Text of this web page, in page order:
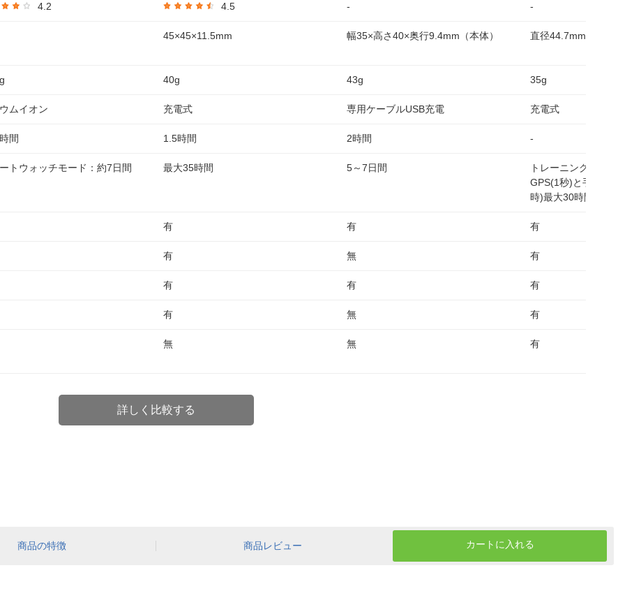
4.2
ムイオン
間
トウォッチモード：約7日間
4.5
45×45×11.5mm
40g
充電式
1.5時間
最大35時間
有
有
有
有
無
-
幅35×高さ40×奥行9.4mm（本体）
43g
専用ケーブルUSB充電
2時間
5～7日間
有
無
有
無
無
-
直径44.7mm 厚み
35g
充電式
-
トレーニングモード
GPS(1秒)と手首での
時)最大30時間
有
有
有
有
有
詳しく比較する
カートに入れる
商品の特徴 商品レビュー